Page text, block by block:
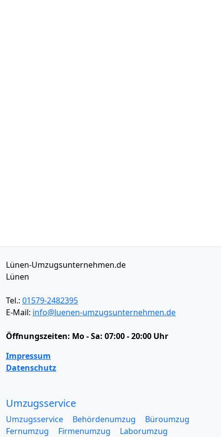
Lünen-Umzugsunternehmen.de
Lünen
Tel.: 01579-2482395
E-Mail: info@luenen-umzugsunternehmen.de
Öffnungszeiten: Mo - Sa: 07:00 - 20:00 Uhr
Impressum
Datenschutz
Umzugsservice
Umzugsservice Behördenumzug
Büroumzug
Fernumzug
Firmenumzug
Laborumzug